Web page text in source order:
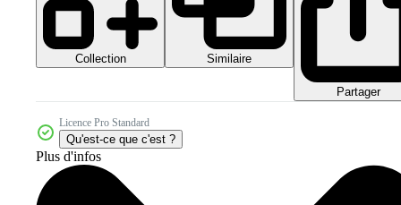
Collection Similaire
Partager
Licence Pro Standard
Qu'est-ce que c'est ?
Plus d'infos